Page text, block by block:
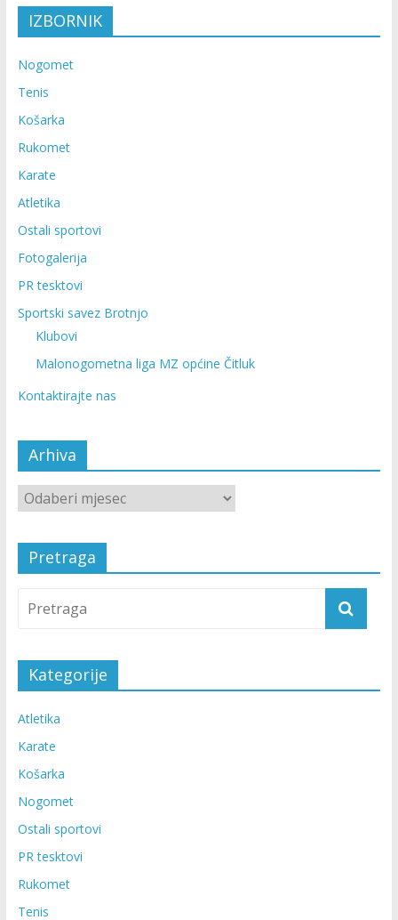
IZBORNIK
Nogomet
Tenis
Košarka
Rukomet
Karate
Atletika
Ostali sportovi
Fotogalerija
PR tesktovi
Sportski savez Brotnjo
Klubovi
Malonogometna liga MZ općine Čitluk
Kontaktirajte nas
Arhiva
Pretraga
Kategorije
Atletika
Karate
Košarka
Nogomet
Ostali sportovi
PR tesktovi
Rukomet
Tenis